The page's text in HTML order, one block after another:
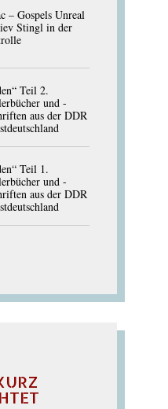
– Gospels Unreal
Stingl in der
Teil 2.
und -
aus der DDR
Teil 1.
und -
aus der DDR